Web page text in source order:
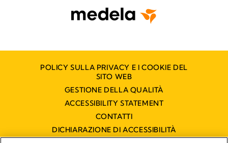
POLICY SULLA PRIVACY E I COOKIE DEL
SITO WEB
GESTIONE DELLA QUALITÀ
ACCESSIBILITY STATEMENT
CONTATTI
DICHIARAZIONE DI ACCESSIBILITÀ